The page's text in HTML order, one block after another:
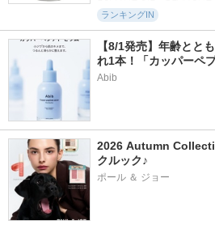
ランキングIN
【8/1発売】年齢とと
れ1本！「カッパーペ
Abib
2026 Autumn
クルック♪
ポール ＆ ジョー